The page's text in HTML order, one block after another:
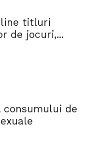
titluri
de jocuri,...
de